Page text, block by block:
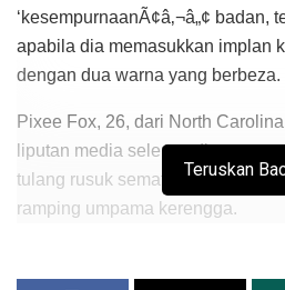
‘kesempurnaanÃ¢â‚¬â„¢ badan,
apabila dia memasukkan implan
dengan dua warna yang berbeza.
Pixee Fox, 26, dari North
liputan media selepas dia
tulang rusuk semata-mata mahu
ramping umpama kerengga.
sepanjang hidupnya bagi
Teruskan